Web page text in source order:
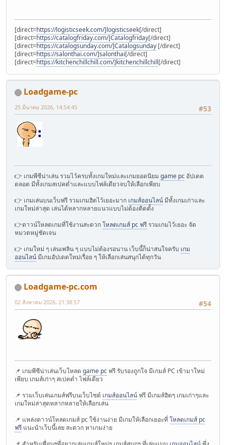
[direct=https://logisticseek.com/]logisticseek[/direct]
[direct=https://catalogfriday.com/]Catalogfriday[/direct]
[direct=https://catalogsunday.com/]Catalogsunday [/direct]
[direct=https://salonthai.com/]salonthai[/direct]
[direct=https://kitchenchillchill.com/]kitchenchillchill[/direct]
Loadgame-pc
#53
25 มีนาคม 2026, 14:54:45
👉 เกมพีซีน่าเล่น รวมไว้ครบทั้งเกมใหม่และเกมยอดนิยม game pc อัปเดต
ตลอด มีทั้งเกมสเปคต่ำและแบบไฟล์เดียวจบให้เลือกเพียบ
👉 เกมเล่นบนเว็บฟรี รวมเกมฮิตไว้เยอะมาก เกมส์ออนไลน์มีทั้งเกมเก่าและ
เกมใหม่ล่าสุด เล่นได้หลากหลายแนวแบบไม่ต้องติดตั้ง
👉ดาวน์โหลดเกมที่ใช้งานสะดวกโหลดเกมส์ pc ฟรี รวมเกมไว้เยอะ จัด
หมวดหมู่ชัดเจน
👉 เกมใหม่ ๆ เล่นเพลิน ๆ แบบไม่ต้องรอนาน เว็บนี้ก็น่าสนใจครับ เกม
ออนไลน์มีเกมอัปเดตใหม่เรื่อย ๆ ให้เลือกเล่นสนุกได้ทุกวัน
Loadgame-pc.com
#54
02 สิงหาคม 2026, 21:38:57
📌 เกมพีซีน่าเล่นเว็บโหลด game pcฟรี รับรองถูกใจ มีเกมส์ PC เข้ามาใหม่
เพียบ เกมส์เก่าๆ สเปคต่ำ ไฟล์เดียว
📌 รวมเว็บเล่นเกมส์ฟรีบนเว็บไซต์ เกมส์ออนไลน์ฟรี มีเกมส์ฮิตๆ เกมเก่าๆและ
เกมใหม่ล่าสุดหลากหลายให้เลือกเล่น
📌 แหล่งดาวน์โหลดเกมส์ pc ใช้งานง่าย มีเกมให้เลือกเยอะที่ โหลดเกมส์ pc
ฟรี แนะนำเว็บนี้เลย สะดวก หาเกมง่าย